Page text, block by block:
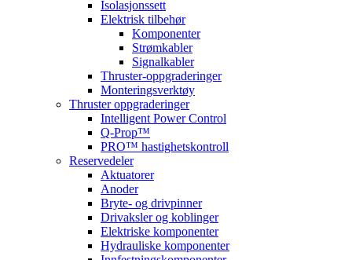
Isolasjonssett
Elektrisk tilbehør
Komponenter
Strømkabler
Signalkabler
Thruster-oppgraderinger
Monteringsverktøy
Thruster oppgraderinger
Intelligent Power Control
Q-Prop™
PRO™ hastighetskontroll
Reservedeler
Aktuatorer
Anoder
Bryte- og drivpinner
Drivaksler og koblinger
Elektriske komponenter
Hydrauliske komponenter